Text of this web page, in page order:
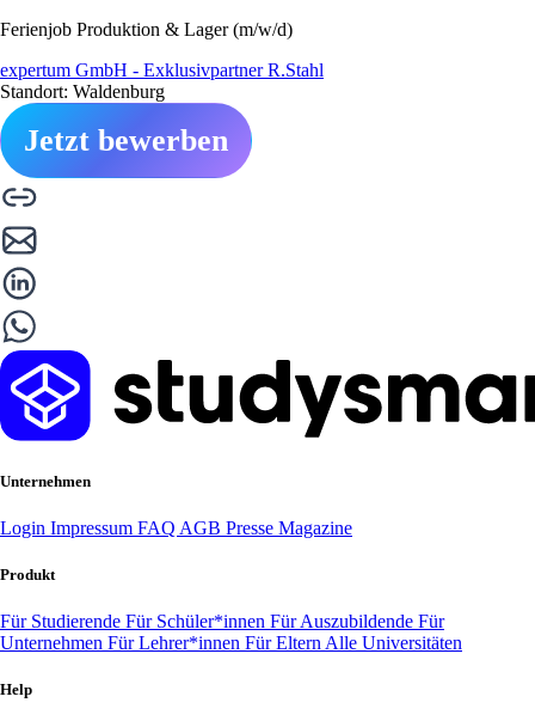
Ferienjob Produktion & Lager (m/w/d)
expertum GmbH - Exklusivpartner R.Stahl
Standort: Waldenburg
Jetzt bewerben
Unternehmen
Login Impressum FAQ AGB Presse Magazine
Produkt
Für Studierende Für Schüler*innen Für Auszubildende Für
Unternehmen Für Lehrer*innen Für Eltern Alle Universitäten
Help